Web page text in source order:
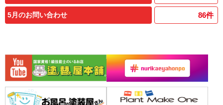
5月のお問い合わせ 86件